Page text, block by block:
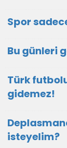
Spor
Bu günleri
Türk
gidemez!
isteyelim?